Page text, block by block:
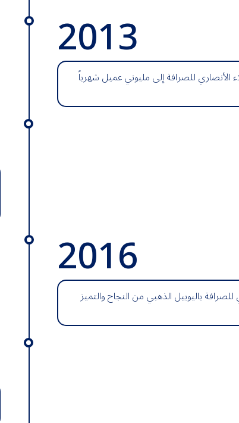
2013
الأنصاري للصرافة إلى مليوني عميل شهرياً
2016
باليوبيل الذهبي من النجاح والتميز